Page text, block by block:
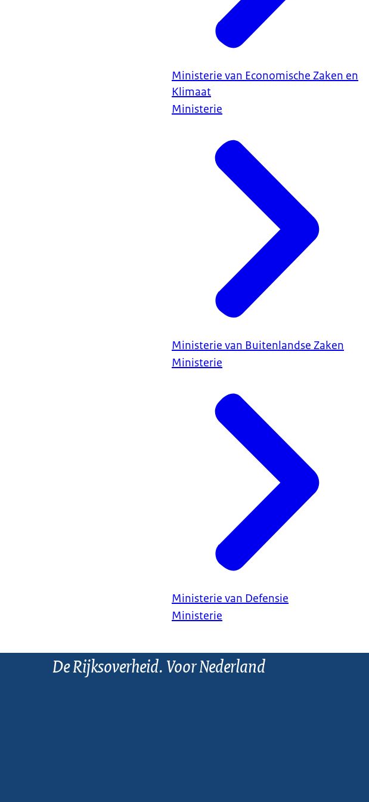
Ministerie van Economische Zaken en
Klimaat
Ministerie
Ministerie van Buitenlandse Zaken
Ministerie
Ministerie van Defensie
Ministerie
De Rijksoverheid. Voor Nederland